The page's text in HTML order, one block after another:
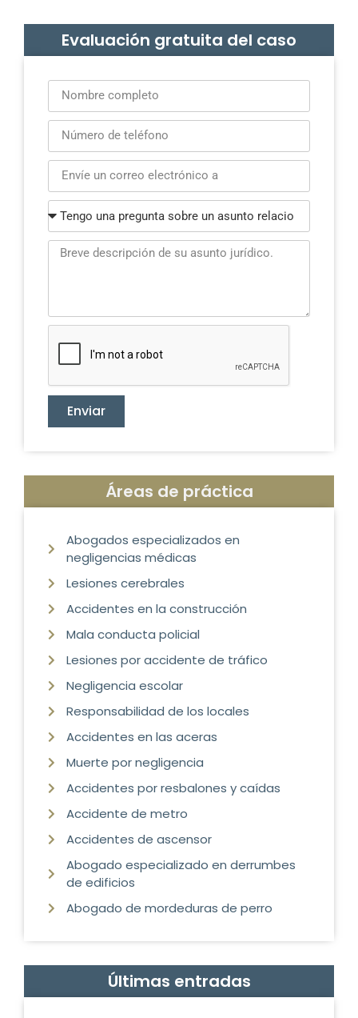
Evaluación gratuita del caso
Enviar
Áreas de práctica
Abogados especializados en
negligencias médicas
Lesiones cerebrales
Accidentes en la construcción
Mala conducta policial
Lesiones por accidente de tráfico
Negligencia escolar
Responsabilidad de los locales
Accidentes en las aceras
Muerte por negligencia
Accidentes por resbalones y caídas
Accidente de metro
Accidentes de ascensor
Abogado especializado en derrumbes
de edificios
Abogado de mordeduras de perro
Últimas entradas